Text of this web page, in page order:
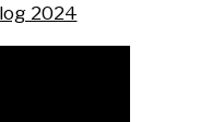
2024